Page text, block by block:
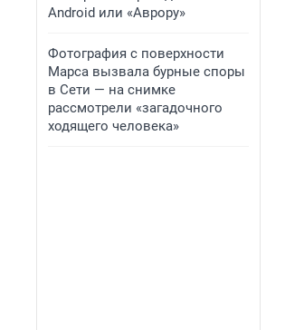
Android или «Аврору»
Фотография с поверхности
Марса вызвала бурные споры
в Сети — на снимке
рассмотрели «загадочного
ходящего человека»